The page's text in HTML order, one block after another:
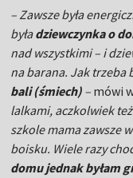
– Zawsze była
byładziewczynka o
nad wszystkimi – i
na barana. Jak trzeba
bali (śmiech) – mówi
lalkami, aczkolwiek też
szkole mama zawsze
boisku. Wiele razy
domu jednak byłam